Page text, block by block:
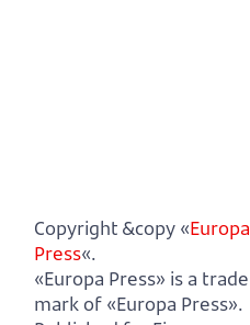
Copyright &copy «Europa
Press«.
«Europa Press» is a trade
mark of «Europa Press».